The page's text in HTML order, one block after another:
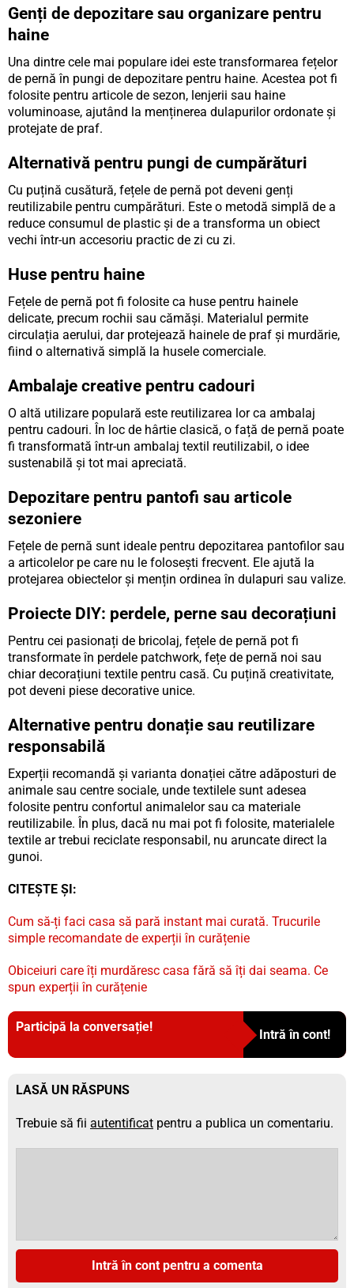
Genți de depozitare sau organizare pentru
haine
Una dintre cele mai populare idei este transformarea fețelor
de pernă în pungi de depozitare pentru haine. Acestea pot fi
folosite pentru articole de sezon, lenjerii sau haine
voluminoase, ajutând la menținerea dulapurilor ordonate și
protejate de praf.
Alternativă pentru pungi de cumpărături
Cu puțină cusătură, fețele de pernă pot deveni genți
reutilizabile pentru cumpărături. Este o metodă simplă de a
reduce consumul de plastic și de a transforma un obiect
vechi într-un accesoriu practic de zi cu zi.
Huse pentru haine
Fețele de pernă pot fi folosite ca huse pentru hainele
delicate, precum rochii sau cămăși. Materialul permite
circulația aerului, dar protejează hainele de praf și murdărie,
fiind o alternativă simplă la husele comerciale.
Ambalaje creative pentru cadouri
O altă utilizare populară este reutilizarea lor ca ambalaj
pentru cadouri. În loc de hârtie clasică, o față de pernă poate
fi transformată într-un ambalaj textil reutilizabil, o idee
sustenabilă și tot mai apreciată.
Depozitare pentru pantofi sau articole
sezoniere
Fețele de pernă sunt ideale pentru depozitarea pantofilor sau
a articolelor pe care nu le folosești frecvent. Ele ajută la
protejarea obiectelor și mențin ordinea în dulapuri sau valize.
Proiecte DIY: perdele, perne sau decorațiuni
Pentru cei pasionați de bricolaj, fețele de pernă pot fi
transformate în perdele patchwork, fețe de pernă noi sau
chiar decorațiuni textile pentru casă. Cu puțină creativitate,
pot deveni piese decorative unice.
Alternative pentru donație sau reutilizare
responsabilă
Experții recomandă și varianta donației către adăposturi de
animale sau centre sociale, unde textilele sunt adesea
folosite pentru confortul animalelor sau ca materiale
reutilizabile. În plus, dacă nu mai pot fi folosite, materialele
textile ar trebui reciclate responsabil, nu aruncate direct la
gunoi.
CITEȘTE ȘI:
Cum să-ți faci casa să pară instant mai curată. Trucurile
simple recomandate de experții în curățenie
Obiceiuri care îți murdăresc casa fără să îți dai seama. Ce
spun experții în curățenie
Participă la conversație!
Intră în cont!
LASĂ UN RĂSPUNS
Trebuie să fii autentificat pentru a publica un comentariu.
Intră în cont pentru a comenta